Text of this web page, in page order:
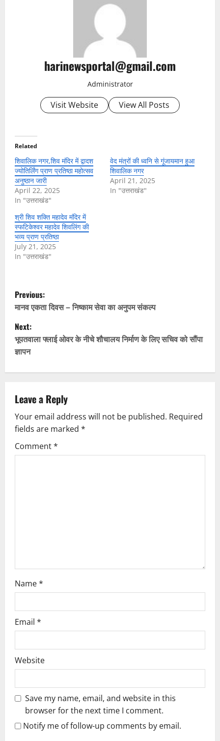
harinewsportal@gmail.com
Administrator
Visit Website View All Posts
Related
शिवालिक नगर,शिव मंदिर में द्वादश
ज्योतिर्लिंग प्राण प्रतिष्ठा महोत्सव
अनुष्ठान जारी
April 22, 2025
In "उत्तराखंड"
वेद मंत्रों की ध्वनि से गूंजायमान हुआ
शिवालिक नगर
April 21, 2025
In "उत्तराखंड"
श्री शिव शक्ति महादेव मंदिर में
स्फटिकेश्वर महादेव शिवलिंग की
भव्य प्राण प्रतिष्ठा
July 21, 2025
In "उत्तराखंड"
P
o
s
t
n
a
v
i
g
Previous:
मानव एकता दिवस – निष्काम सेवा का अनुपम संकल्प
Next:
भूपतवाला फ्लाई ओवर के नीचे शौचालय निर्माण के लिए सचिव को सौंपा
ज्ञापन
Leave a Reply
Your email address will not be published. Required
fields are marked *
Comment*
Name*
Email *
Website
Save my name, email, and website in this
browser for the next time I comment.
Notify me of follow-up comments by email.